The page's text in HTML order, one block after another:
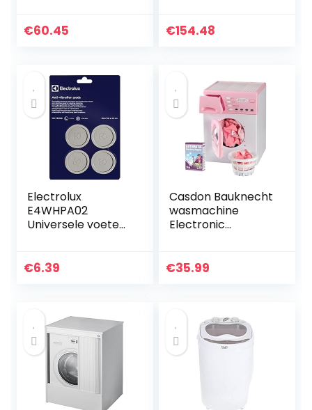
3 kg, wit/blauw
€60.45 €154.48
Electrolux
E4WHPA02
Universele voeten
€6.39
Casdon Bauknecht
wasmachine
Electronic
€35.99